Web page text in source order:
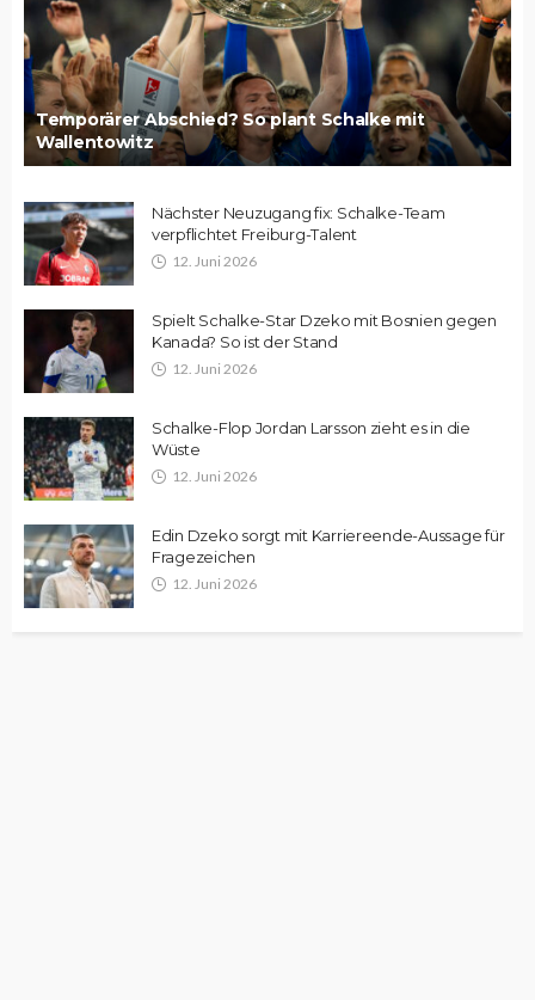
Temporärer Abschied? So plant Schalke mit
Wallentowitz
Nächster Neuzugang fix: Schalke-Team
verpflichtet Freiburg-Talent
12. Juni 2026
Spielt Schalke-Star Dzeko mit Bosnien gegen
Kanada? So ist der Stand
12. Juni 2026
Schalke-Flop Jordan Larsson zieht es in die
Wüste
12. Juni 2026
Edin Dzeko sorgt mit Karriereende-Aussage für
Fragezeichen
12. Juni 2026